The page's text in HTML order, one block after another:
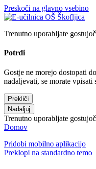
Preskoči na glavno vsebino
Trenutno uporabljate
Potrdi
Gostje ne morejo dostopati
nadaljevati, se morate
Prekliči
Nadaljuj
Trenutno uporabljate
Domov
Pridobi mobilno aplikacijo
Preklopi na standardno temo